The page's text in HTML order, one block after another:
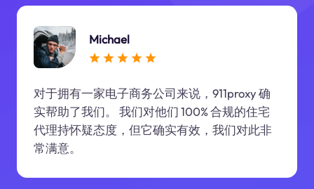
Michael
对于拥有一家电子商务公司来说，911proxy 确
实帮助了我们。 我们对他们 100% 合规的住宅
代理持怀疑态度，但它确实有效，我们对此非
常满意。